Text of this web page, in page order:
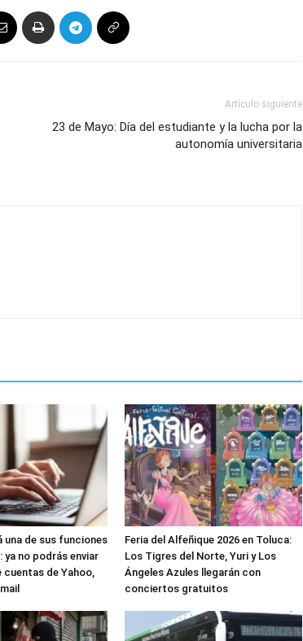
Artículo siguiente
23 de Mayo: Día del estudiante y la lucha por la
autonomía universitaria
una de sus funciones
ya no podrás enviar
de Yahoo,
Feria del Alfeñique 2026 en Toluca:
Los Tigres del Norte, Yuri y Los
Ángeles Azules llegarán con
conciertos gratuitos